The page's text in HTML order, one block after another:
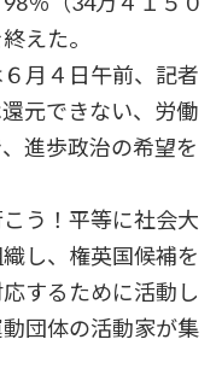
終えた。
月４日午前、記者
元できない、労働
進歩政治の希望を
う！平等に社会大
し、権英国候補を
するために活動し
団体の活動家が集